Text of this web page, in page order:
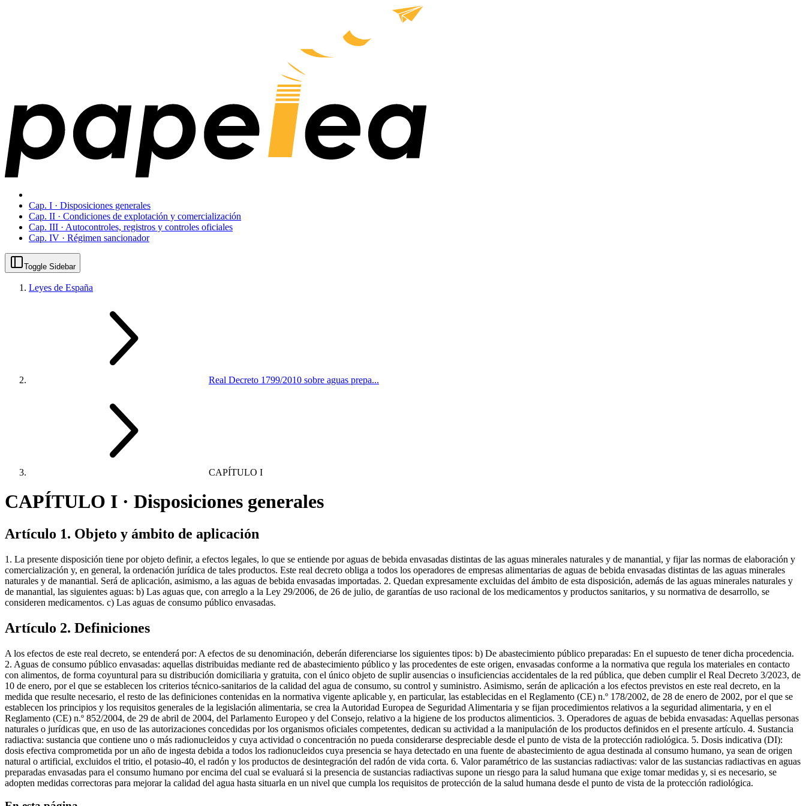
Cap. I · Disposiciones generales
Cap. II · Condiciones de explotación y comercialización
Cap. III · Autocontroles, registros y controles oficiales
Cap. IV · Régimen sancionador
Toggle Sidebar
Leyes de España
Real Decreto 1799/2010 sobre aguas prepa...
CAPÍTULO I
CAPÍTULO I · Disposiciones generales
Artículo 1. Objeto y ámbito de aplicación
1. La presente disposición tiene por objeto definir, a efectos legales, lo que se entiende por aguas de bebida envasadas distintas de las aguas minerales naturales y de manantial, y fijar las normas de elaboración y
comercialización y, en general, la ordenación jurídica de tales productos. Este real decreto obliga a todos los operadores de empresas alimentarias de aguas de bebida envasadas distintas de las aguas minerales
naturales y de manantial. Será de aplicación, asimismo, a las aguas de bebida envasadas importadas. 2. Quedan expresamente excluidas del ámbito de esta disposición, además de las aguas minerales naturales y
de manantial, las siguientes aguas: b) Las aguas que, con arreglo a la Ley 29/2006, de 26 de julio, de garantías de uso racional de los medicamentos y productos sanitarios, y su normativa de desarrollo, se
consideren medicamentos. c) Las aguas de consumo público envasadas.
Artículo 2. Definiciones
A los efectos de este real decreto, se entenderá por: A efectos de su denominación, deberán diferenciarse los siguientes tipos: b) De abastecimiento público preparadas: En el supuesto de tener dicha procedencia.
2. Aguas de consumo público envasadas: aquellas distribuidas mediante red de abastecimiento público y las procedentes de este origen, envasadas conforme a la normativa que regula los materiales en contacto
con alimentos, de forma coyuntural para su distribución domiciliaria y gratuita, con el único objeto de suplir ausencias o insuficiencias accidentales de la red pública, que deben cumplir el Real Decreto 3/2023, de
10 de enero, por el que se establecen los criterios técnico-sanitarios de la calidad del agua de consumo, su control y suministro. Asimismo, serán de aplicación a los efectos previstos en este real decreto, en la
medida que resulte necesario, el resto de las definiciones contenidas en la normativa vigente aplicable y, en particular, las establecidas en el Reglamento (CE) n.º 178/2002, de 28 de enero de 2002, por el que se
establecen los principios y los requisitos generales de la legislación alimentaria, se crea la Autoridad Europea de Seguridad Alimentaria y se fijan procedimientos relativos a la seguridad alimentaria, y en el
Reglamento (CE) n.º 852/2004, de 29 de abril de 2004, del Parlamento Europeo y del Consejo, relativo a la higiene de los productos alimenticios. 3. Operadores de aguas de bebida envasadas: Aquellas personas
naturales o jurídicas que, en uso de las autorizaciones concedidas por los organismos oficiales competentes, dedican su actividad a la manipulación de los productos definidos en el presente artículo. 4. Sustancia
radiactiva: sustancia que contiene uno o más radionucleidos y cuya actividad o concentración no pueda considerarse despreciable desde el punto de vista de la protección radiológica. 5. Dosis indicativa (DI):
dosis efectiva comprometida por un año de ingesta debida a todos los radionucleidos cuya presencia se haya detectado en una fuente de abastecimiento de agua destinada al consumo humano, ya sean de origen
natural o artificial, excluidos el tritio, el potasio-40, el radón y los productos de desintegración del radón de vida corta. 6. Valor paramétrico de las sustancias radiactivas: valor de las sustancias radiactivas en aguas
preparadas envasadas para el consumo humano por encima del cual se evaluará si la presencia de sustancias radiactivas supone un riesgo para la salud humana que exige tomar medidas y, si es necesario, se
adopten medidas correctoras para mejorar la calidad del agua hasta situarla en un nivel que cumpla los requisitos de protección de la salud humana desde el punto de vista de la protección radiológica.